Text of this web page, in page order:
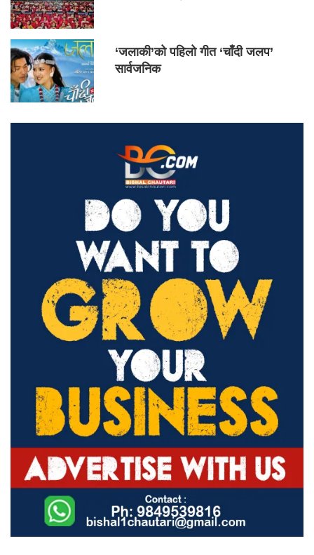
‘जलाकी’को पहिलो गीत ‘चाँदी जलप’
सार्वजनिक